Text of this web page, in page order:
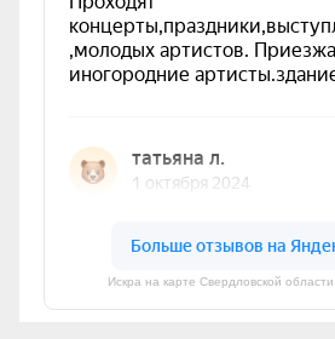
Искра на карте Свердловской